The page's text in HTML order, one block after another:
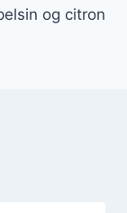
og citron